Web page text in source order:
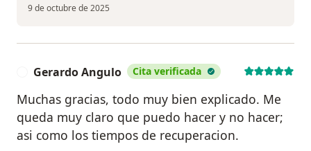
9 de octubre de 2025
Gerardo Angulo Cita verificada
Muchas gracias, todo muy bien explicado. Me
queda muy claro que puedo hacer y no hacer;
asi como los tiempos de recuperacion.